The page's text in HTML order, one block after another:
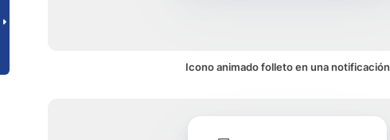
Icono animado folleto en una notificación